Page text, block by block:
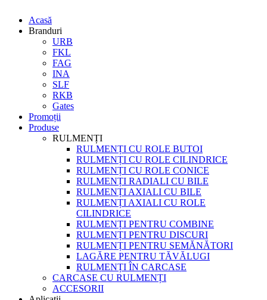
Acasă
Branduri
URB
FKL
FAG
INA
SLF
RKB
Gates
Promoții
Produse
RULMENȚI
RULMENȚI CU ROLE BUTOI
RULMENȚI CU ROLE CILINDRICE
RULMENȚI CU ROLE CONICE
RULMENȚI RADIALI CU BILE
RULMENȚI AXIALI CU BILE
RULMENȚI AXIALI CU ROLE
CILINDRICE
RULMENȚI PENTRU COMBINE
RULMENȚI PENTRU DISCURI
RULMENȚI PENTRU SEMĂNĂTORI
LAGĂRE PENTRU TĂVĂLUGI
RULMENȚI ÎN CARCASE
CARCASE CU RULMENȚI
ACCESORII